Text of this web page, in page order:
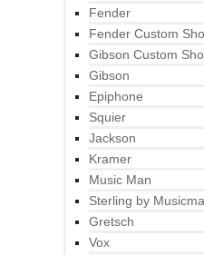
Fender
Fender Custom
Gibson Custom
Gibson
Epiphone
Squier
Jackson
Kramer
Music Man
Sterling by
Gretsch
Vox